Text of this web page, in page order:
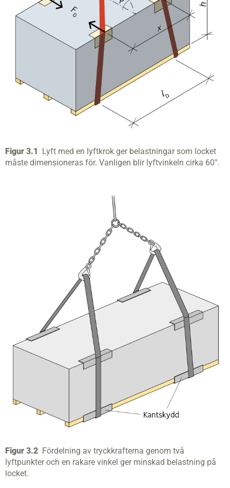
Figur 3.1 Lyft med en lyftkrok ger belastningar som locket
måste dimensioneras för. Vanligen blir lyftvinkeln cirka 60°.
Figur 3.2 Fördelning av tryckkrafterna genom två
lyftpunkter och en rakare vinkel ger minskad belastning på
locket.